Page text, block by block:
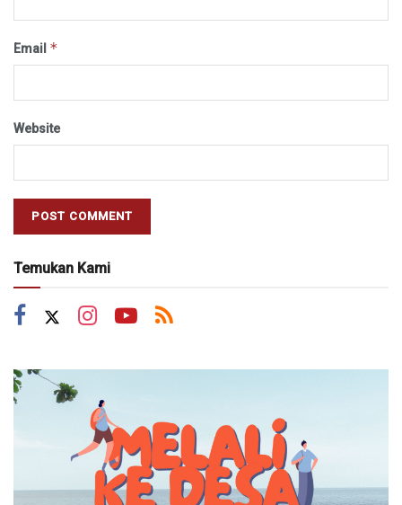
Email *
Website
Temukan Kami